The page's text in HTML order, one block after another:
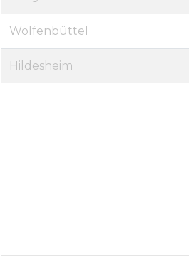
Wolfenbüttel
Hildesheim